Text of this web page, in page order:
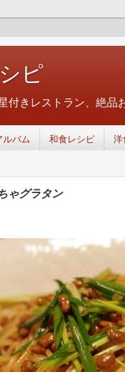
ピ
付きレストラン、絶品
ルバム 和食レシピ 洋
ゃグラタン